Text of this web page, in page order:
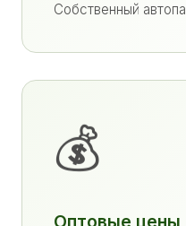
Собственный
💰
Оптовые цены